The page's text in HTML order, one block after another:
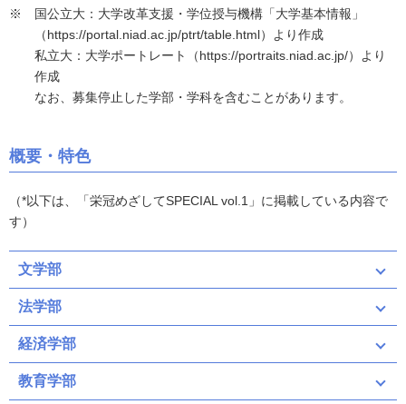
国公立大：大学改革支援・学位授与機構「大学基本情報」
（https://portal.niad.ac.jp/ptrt/table.html）より作成
私立大：大学ポートレート（https://portraits.niad.ac.jp/）より
作成
なお、募集停止した学部・学科を含むことがあります。
概要・特色
（*以下は、「栄冠めざしてSPECIAL vol.1」に掲載している内容で
す）
文学部
法学部
経済学部
教育学部